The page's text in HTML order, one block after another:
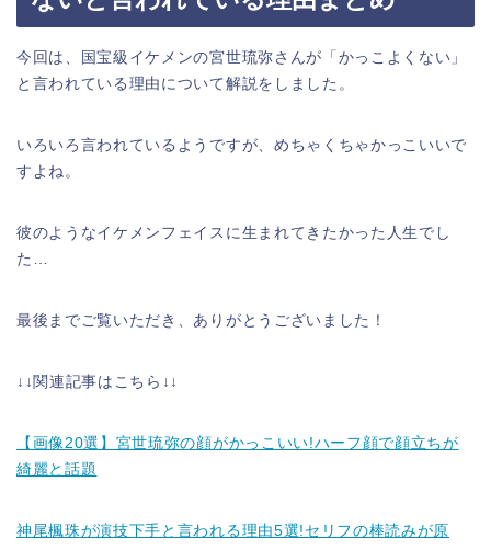
今回は、国宝級イケメンの宮世琉弥さんが「かっこよくない」
と言われている理由について解説をしました。
いろいろ言われているようですが、めちゃくちゃかっこいいで
すよね。
彼のようなイケメンフェイスに生まれてきたかった人生でし
た…
最後までご覧いただき、ありがとうございました！
↓↓関連記事はこちら↓↓
【画像20選】宮世琉弥の顔がかっこいい!ハーフ顔で顔立ちが
綺麗と話題
神尾楓珠が演技下手と言われる理由5選!セリフの棒読みが原